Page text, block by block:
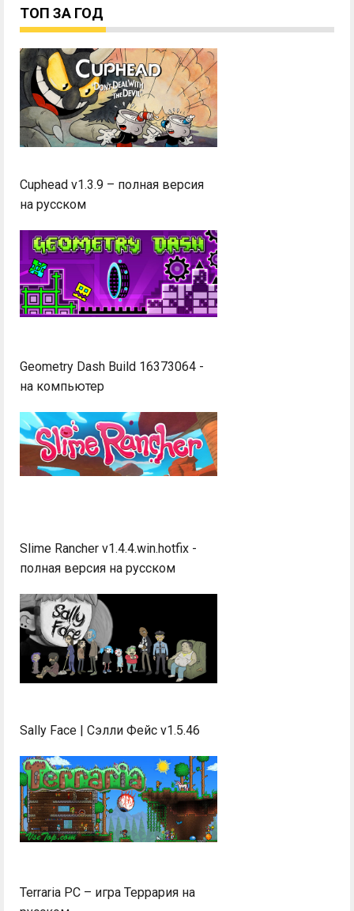
ТОП ЗА ГОД
Cuphead v1.3.9 – полная версия
на русском
Geometry Dash Build 16373064 -
на компьютер
Slime Rancher v1.4.4.win.hotfix -
полная версия на русском
Sally Face | Сэлли Фейс v1.5.46
Terraria PC – игра Террария на